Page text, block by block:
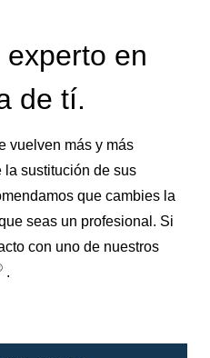
en
de tí.
vuelven más y más
la sustitución de sus
que cambies la
seas un profesional. Si
con uno de nuestros
.